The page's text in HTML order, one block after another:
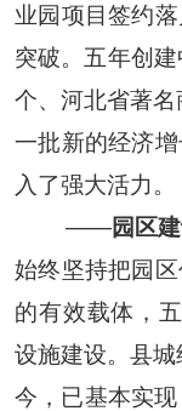
业园项目签约
突破。五年创
个、河北省著名
一批新的经济
入了强大活力。
——园区
始终坚持把园
的有效载体，
设施建设。县
今，已基本实现